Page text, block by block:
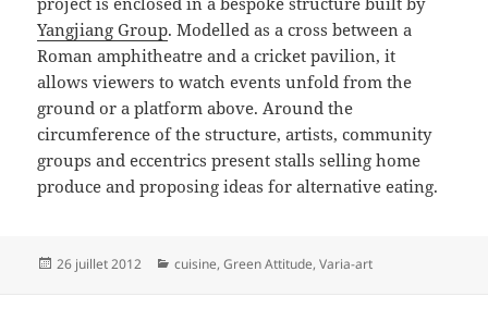
Yangjiang Group. Modelled as a cross between a
Roman amphitheatre and a cricket pavilion, it
allows viewers to watch events unfold from the
ground or a platform above. Around the
circumference of the structure, artists, community
groups and eccentrics present stalls selling home
produce and proposing ideas for alternative eating.
Publié
26 juillet 2012 Catégories
cuisine,Green Attitude,Varia-art